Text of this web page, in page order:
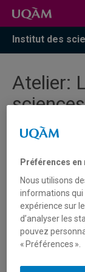
Accéder
recherche
Accéder
menu
pricipal
Accéder
zone
Institut des
Atelier:
de la
Jean Petitot,
9h30 à 12h et
Atelier ouvert à
Richard (
Préférences
Nous utilisons
informations qui
expérience sur
d’analyser les
pouvez
« Préférences ».